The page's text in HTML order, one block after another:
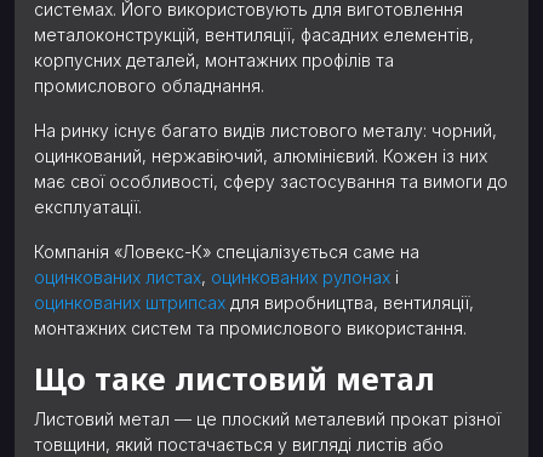
системах. Його використовують для виготовлення
металоконструкцій, вентиляції, фасадних елементів,
корпусних деталей, монтажних профілів та
промислового обладнання.
На ринку існує багато видів листового металу: чорний,
оцинкований, нержавіючий, алюмінієвий. Кожен із них
має свої особливості, сферу застосування та вимоги до
експлуатації.
Компанія «Ловекс-К» спеціалізується саме на
оцинкованих листах, оцинкованих рулонах і
оцинкованих штрипсах для виробництва, вентиляції,
монтажних систем та промислового використання.
Що таке листовий метал
Листовий метал — це плоский металевий прокат різної
товщини, який постачається у вигляді листів або